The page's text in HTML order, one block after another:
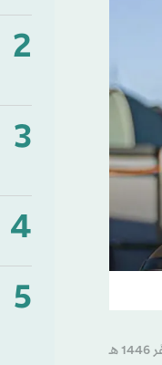
2
3
4
5